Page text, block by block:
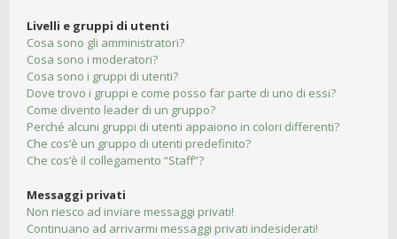
Livelli e gruppi di utenti
Cosa sono gli amministratori?
Cosa sono i moderatori?
Cosa sono i gruppi di utenti?
Dove trovo i gruppi e come posso far parte di uno di essi?
Come divento leader di un gruppo?
Perché alcuni gruppi di utenti appaiono in colori differenti?
Che cos’è un gruppo di utenti predefinito?
Che cos’è il collegamento “Staff”?
Messaggi privati
Non riesco ad inviare messaggi privati!
Continuano ad arrivarmi messaggi privati indesiderati!